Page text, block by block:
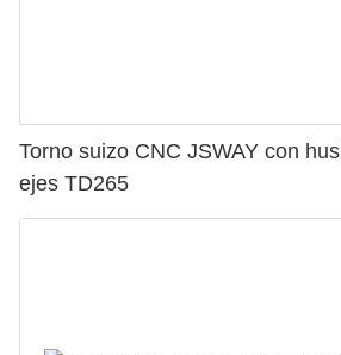
Torno suizo CNC JSWAY con
ejes TD265